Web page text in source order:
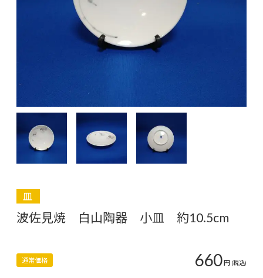
皿
波佐見焼 白山陶器 小皿 約10.5cm
通常価格 660円 (税込)